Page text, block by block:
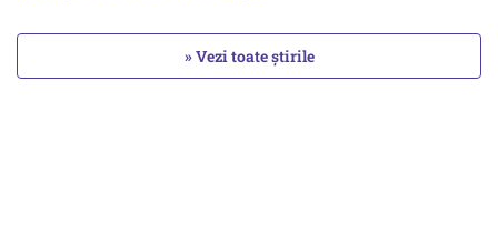
» Vezi toate știrile